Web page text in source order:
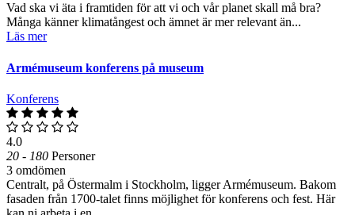
Vad ska vi äta i framtiden för att vi och vår planet skall må bra?
Många känner klimatångest och ämnet är mer relevant än...
Läs mer
Armémuseum konferens på museum
Konferens
4.0
20 - 180 Personer
3 omdömen
Centralt, på Östermalm i Stockholm, ligger Armémuseum. Bakom
fasaden från 1700-talet finns möjlighet för konferens och fest. Här